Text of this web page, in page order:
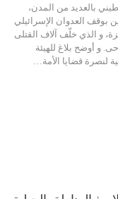
بالعديد من المدن،
بوقف العدوان الإسرائيلي
و الذي خلّف آلاف القتلى
و أوضح بلاغ للهيئة
لنصرة قضايا الأمة…